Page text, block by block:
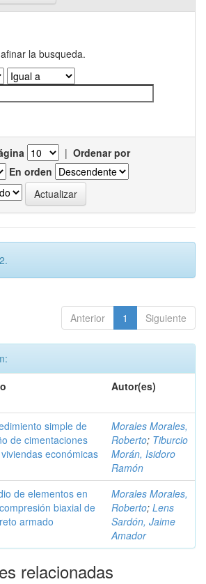
la busqueda.
| Ordenar por
En orden
Anterior 1 Siguiente
Autor(es)
simple de
de cimentaciones
económicas
Morales Morales,
Roberto; Tiburcio
Morán, Isidoro
Ramón
de elementos en
biaxial de
armado
Morales Morales,
Roberto; Lens
Sardón, Jaime
Amador
relacionadas